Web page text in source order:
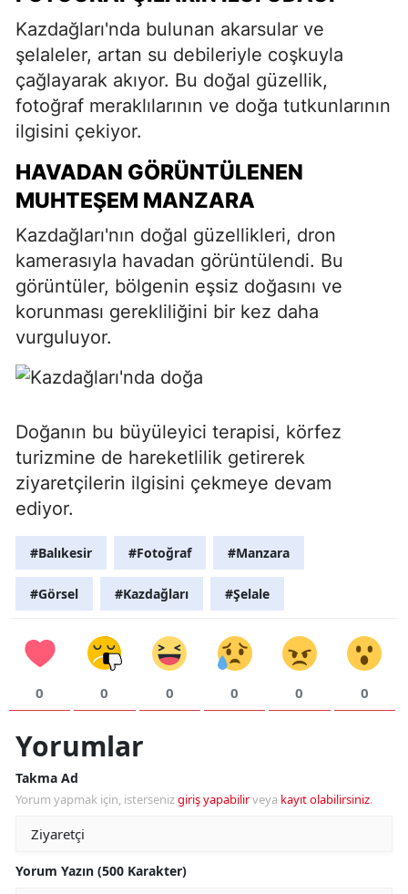
Kazdağları'nda bulunan akarsular ve
şelaleler, artan su debileriyle coşkuyla
çağlayarak akıyor. Bu doğal güzellik,
fotoğraf meraklılarının ve doğa tutkunlarının
ilgisini çekiyor.
HAVADAN GÖRÜNTÜLENEN
MUHTEŞEM MANZARA
Kazdağları'nın doğal güzellikleri, dron
kamerasıyla havadan görüntülendi. Bu
görüntüler, bölgenin eşsiz doğasını ve
korunması gerekliliğini bir kez daha
vurguluyor.
Doğanın bu büyüleyici terapisi, körfez
turizmine de hareketlilik getirerek
ziyaretçilerin ilgisini çekmeye devam
ediyor.
#Balıkesir #Fotoğraf #Manzara
#Görsel #Kazdağları #Şelale
0 0 0 0 0 0
Yorumlar
Takma Ad
Yorum yapmak için, istersenizgiriş yapabilirveya kayıt olabilirsiniz.
Yorum Yazın (500 Karakter)